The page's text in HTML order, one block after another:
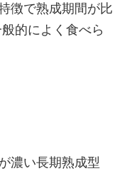
徴で熟成期間が比
的によく食べら
濃い長期熟成型